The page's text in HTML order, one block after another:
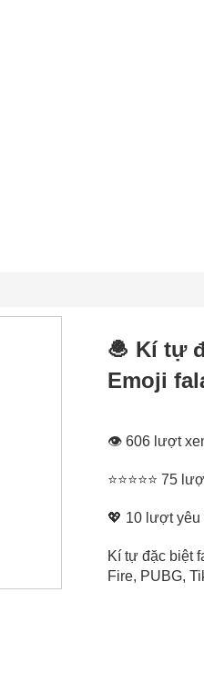
🧆 Kí tự
Emoji
👁 606 lượt
⭐⭐⭐⭐⭐ 75
💖 10 lượt yêu
Kí tự đặc biệt
Fire, PUBG,